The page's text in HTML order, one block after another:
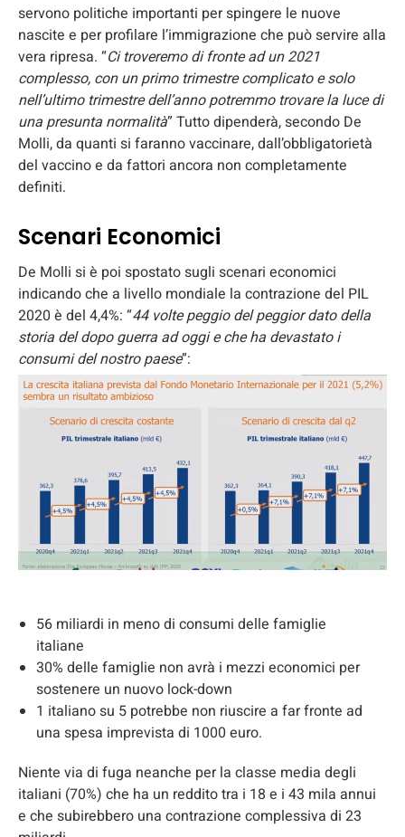
servono politiche importanti per spingere le nuove
nascite e per profilare l’immigrazione che può servire alla
vera ripresa. “Ci troveremo di fronte ad un 2021
complesso, con un primo trimestre complicato e solo
nell’ultimo trimestre dell’anno potremmo trovare la luce di
una presunta normalità” Tutto dipenderà, secondo De
Molli, da quanti si faranno vaccinare, dall’obbligatorietà
del vaccino e da fattori ancora non completamente
definiti.
Scenari Economici
De Molli si è poi spostato sugli scenari economici
indicando che a livello mondiale la contrazione del PIL
2020 è del 4,4%: “44 volte peggio del peggior dato della
storia del dopo guerra ad oggi e che ha devastato i
consumi del nostro paese”:
56 miliardi in meno di consumi delle famiglie
italiane
30% delle famiglie non avrà i mezzi economici per
sostenere un nuovo lock-down
1 italiano su 5 potrebbe non riuscire a far fronte ad
una spesa imprevista di 1000 euro.
Niente via di fuga neanche per la classe media degli
italiani (70%) che ha un reddito tra i 18 e i 43 mila annui
e che subirebbero una contrazione complessiva di 23